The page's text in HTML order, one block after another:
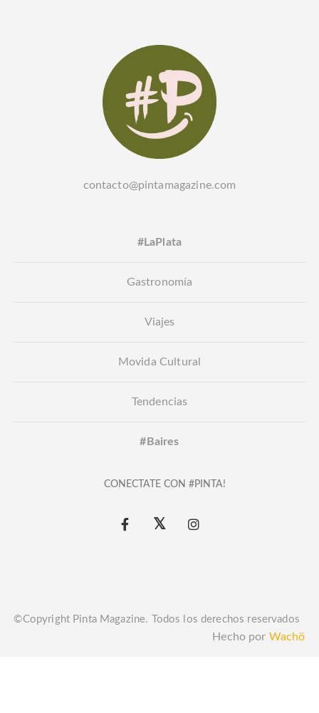
contacto@pintamagazine.com
#LaPlata
Gastronomía
Viajes
Movida Cultural
Tendencias
#Baires
CONECTATE CON #PINTA!
©Copyright Pinta Magazine. Todos los derechos reservados
Hecho por Wachö